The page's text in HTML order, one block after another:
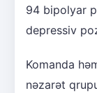
94 bipolyar
depressiv
Komanda
nəzarət